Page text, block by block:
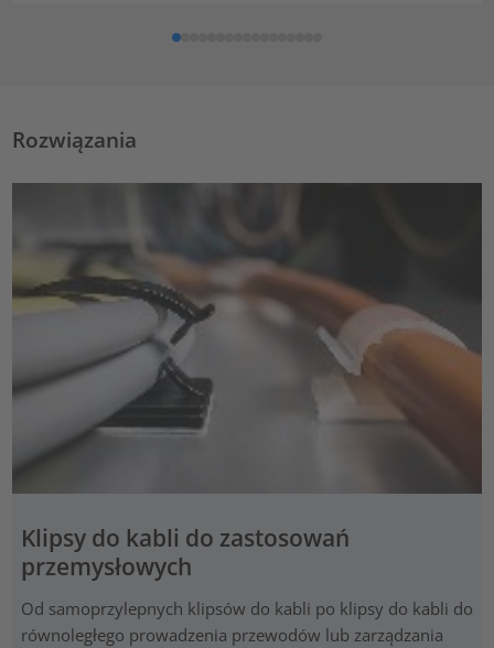
Rozwiązania
Klipsy do kabli do zastosowań
przemysłowych
Od samoprzylepnych klipsów do kabli po klipsy do kabli do
równoległego prowadzenia przewodów lub zarządzania